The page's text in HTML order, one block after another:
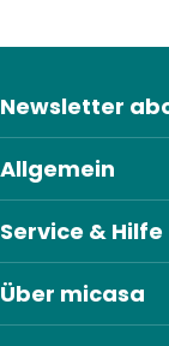
Allgemein
Service & Hilfe
Über micasa
Newsletter